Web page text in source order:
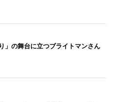
」の舞台に立つブライトマンさん